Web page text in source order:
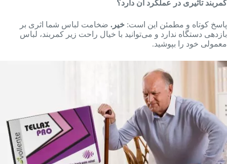
کمربند تأثیری در عملکرد آن دارد؟
پاسخ کوتاه و مطمئن این است: خیر. ضخامت لباس شما اثری بر
بازدهی دستگاه ندارد و می‌توانید با خیال راحت زیر کمربند، لباس
معمولی خود را بپوشید.